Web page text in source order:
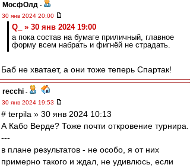
МосфОлд -
30 янв 2024 20:00
Q_ » 30 янв 2024 19:00
а пока состав на бумаге приличный, главное
форму всем набрать и фигнёй не страдать.
Баб не хватает, а они тоже теперь Спартак!
recchi -
30 янв 2024 19:53
# terpila » 30 янв 2024 10:13
А Кабо Верде? Тоже почти откровение турнира.
---
в плане результатов - не особо, я от них
примерно такого и ждал, не удивлюсь, если